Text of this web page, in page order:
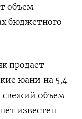
объем
бюджетного
продает
юани на 5,4
свежий объем
известен